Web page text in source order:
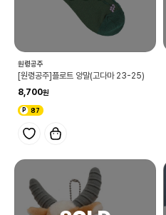
원령공주
[원령공주]플로트 양말(고다마 23-25)
8,700
87